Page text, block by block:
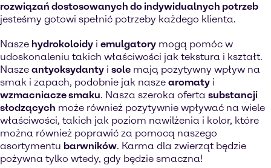
rozwiązań dostosowanych do indywidualnych potrzeb
jesteśmy gotowi spełnić potrzeby każdego klienta.
Nasze hydrokoloidy i emulgatory mogą pomóc w
udoskonaleniu takich właściwości jak tekstura i kształt.
Nasze antyoksydanty i sole mają pozytywny wpływ na
smak i zapach, podobnie jak nasze aromaty i
wzmacniacze smaku. Nasza szeroka oferta substancji
słodzących może również pozytywnie wpływać na wiele
właściwości, takich jak poziom nawilżenia i kolor, które
można również poprawić za pomocą naszego
asortymentu barwników. Karma dla zwierząt będzie
pożywna tylko wtedy, gdy będzie smaczna!